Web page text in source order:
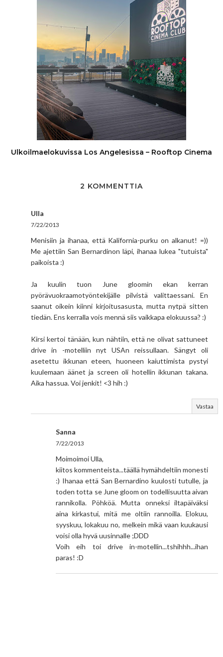
Ulkoilmaelokuvissa Los Angelesissa – Rooftop Cinema
2 KOMMENTTIA
Ulla
7/22/2013
Menisiin ja ihanaa, että Kalifornia-purku on alkanut! =))
Me ajettiin San Bernardinon läpi, ihanaa lukea "tutuista"
paikoista :)
Ja kuulin tuon June gloomin ekan kerran
pyörävuokraamotyöntekijälle pilvistä valittaessani. En
saanut oikein kiinni kirjoitusasusta, mutta nytpä sitten
tiedän. Ens kerralla vois mennä siis vaikkapa elokuussa? :)
Kirsi kertoi tänään, kun nähtiin, että ne olivat sattuneet
drive in -motelliin nyt USAn reissullaan. Sängyt oli
asetettu ikkunan eteen, huoneen kaiuttimista pystyi
kuulemaan äänet ja screen oli hotellin ikkunan takana.
Aika hassua. Voi jenkit! <3 hih :)
Vastaa
Sanna
7/22/2013
Moimoimoi Ulla,
kiitos kommenteista...täällä hymähdeltiin monesti
:) Ihanaa että San Bernardino kuulosti tutulle, ja
toden totta se June gloom on todellisuutta aivan
rannikolla. Pöhköä. Mutta onneksi iltapäiväksi
aina kirkastui, mitä me oltiin rannoilla. Elokuu,
syyskuu, lokakuu no, melkein mikä vaan kuukausi
voisi olla hyvä uusinnalle ;DDD
Voih eih toi drive in-motellin...tshihhh...ihan
paras! :D